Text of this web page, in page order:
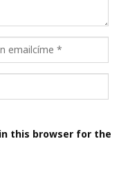
this browser for the